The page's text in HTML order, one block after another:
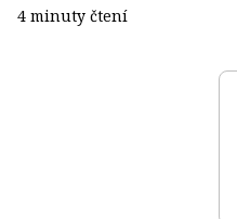
4 minuty čtení